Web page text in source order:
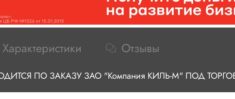
Характеристики Отзывы
ПО ЗАКАЗУ ЗАО "Компания КИЛЬ-М" ПОД